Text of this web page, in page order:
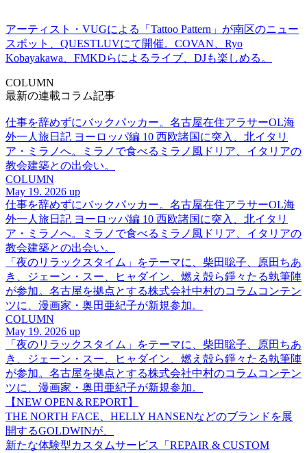
アーティスト・VUGによる「Tattoo Pattern」が南区のニュー
スポット、QUESTLUVにて開催。COVAN、Ryo
Kobayakawa、FMKDらによるライブ、DJも楽しめる。
COLUMN
最新の連載コラム記事
仕事を辞めずにバックパッカー。名古屋在住アラサーOL海
外一人旅日記 ヨーロッパ編 10 西欧諸国に突入、北イタリ
ア・ミラノへ。ミラノで食べるミラノ風ドリア、イタリアの
教会建築との出会い。
COLUMN
May 19. 2026 up
仕事を辞めずにバックパッカー。名古屋在住アラサーOL海
外一人旅日記 ヨーロッパ編 10 西欧諸国に突入、北イタリ
ア・ミラノへ。ミラノで食べるミラノ風ドリア、イタリアの
教会建築との出会い。
「夜のリラックスタイム」をテーマに、柴田聡子、原田ちあ
き、ジェーン・スー、ヒャダイン、燃え殻ら錚々たる執筆陣
が参加。名古屋を拠点とする株式会社中村のコラムコンテン
ツに、漫画家・奥田亜紀子が新規参加。
COLUMN
May 19. 2026 up
「夜のリラックスタイム」をテーマに、柴田聡子、原田ちあ
き、ジェーン・スー、ヒャダイン、燃え殻ら錚々たる執筆陣
が参加。名古屋を拠点とする株式会社中村のコラムコンテン
ツに、漫画家・奥田亜紀子が新規参加。
【NEW OPEN＆REPORT】
THE NORTH FACE、HELLY HANSENなどのブランドを展
開するGOLDWINが、
新たな体験型カスタムサービス「REPAIR & CUSTOM